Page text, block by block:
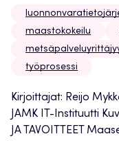
maastokokeilu
työprosessi
Kirjoittajat: Reijo
JAMK IT-Instituutti
JA TAVOITTEET